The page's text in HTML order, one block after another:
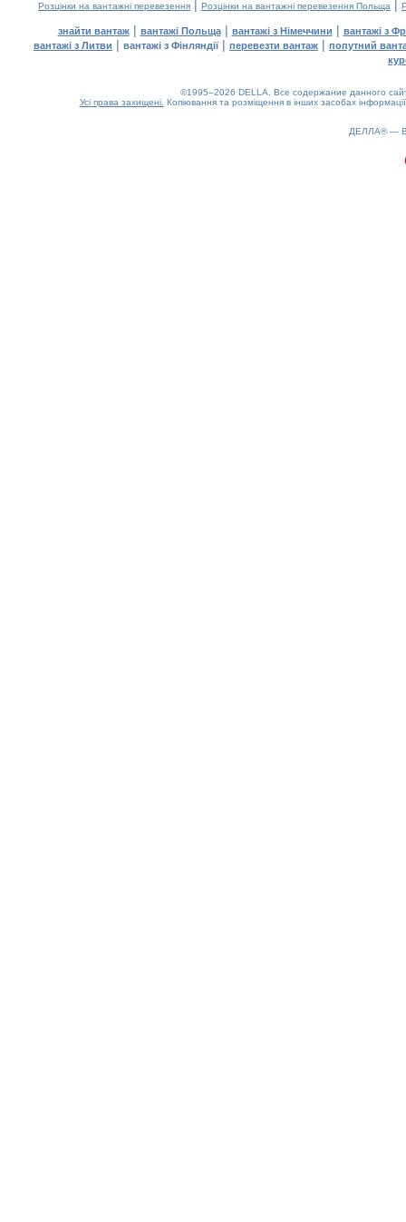
Розцінки на вантажні перевезення Розцінки на вантажні перевезення Польща
знайти вантаж| вантажі Польща| вантажі з Німеччини | вантажі з
вантажі з Литви | вантажі з Фінляндії| перевезти вантаж | попутний
©1995–2026 DELLA. Все содержание данного
Усі права захищені. Копіювання та розміщення в інших засобах
ДЕЛЛА® —